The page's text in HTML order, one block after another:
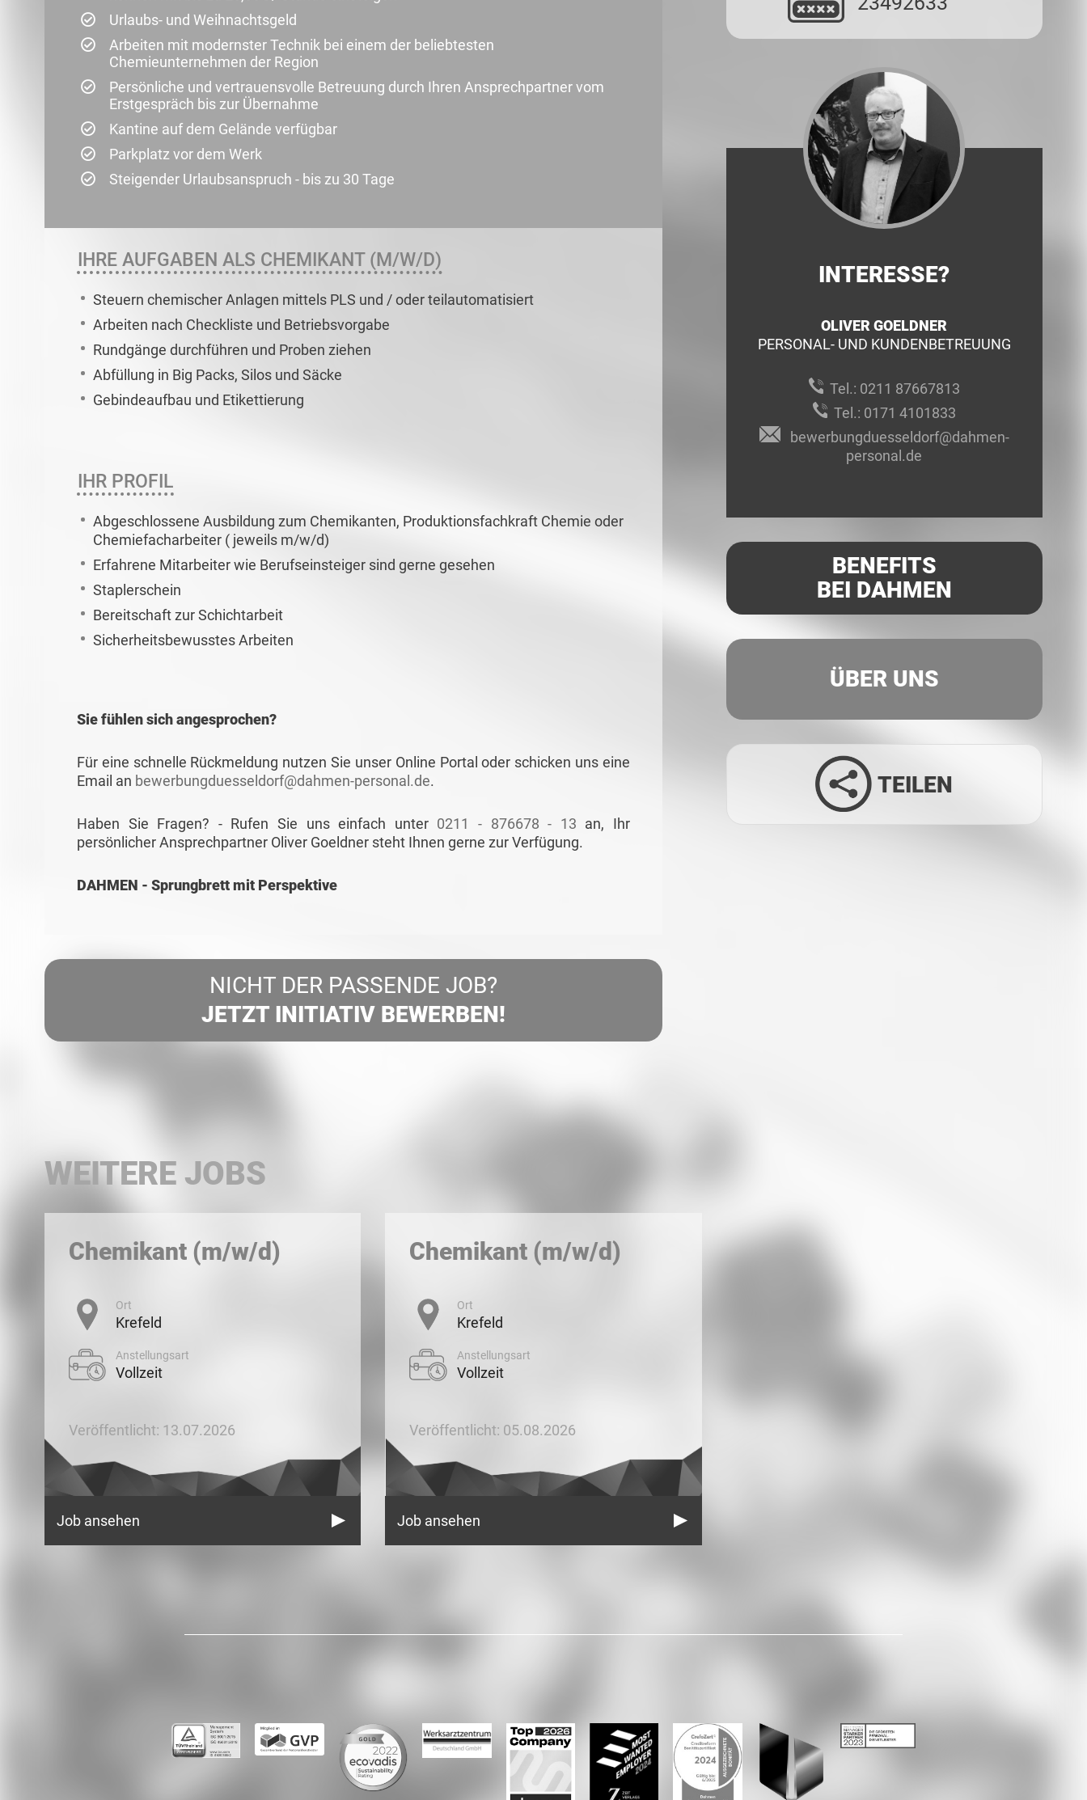
Urlaubs- und Weihnachtsgeld
Arbeiten mit modernster Technik bei einem der beliebtesten
Chemieunternehmen der Region
Persönliche und vertrauensvolle Betreuung durch Ihren Ansprechpartner vom
Erstgespräch bis zur Übernahme
Kantine auf dem Gelände verfügbar
Parkplatz vor dem Werk
Steigender Urlaubsanspruch - bis zu 30 Tage
IHRE AUFGABEN ALS CHEMIKANT (M/W/D)
Steuern chemischer Anlagen mittels PLS und / oder teilautomatisiert
Arbeiten nach Checkliste und Betriebsvorgabe
Rundgänge durchführen und Proben ziehen
Abfüllung in Big Packs, Silos und Säcke
Gebindeaufbau und Etikettierung
IHR PROFIL
Abgeschlossene Ausbildung zum Chemikanten, Produktionsfachkraft Chemie oder
Chemiefacharbeiter ( jeweils m/w/d)
Erfahrene Mitarbeiter wie Berufseinsteiger sind gerne gesehen
Staplerschein
Bereitschaft zur Schichtarbeit
Sicherheitsbewusstes Arbeiten
Sie fühlen sich angesprochen?
Für eine schnelle Rückmeldung nutzen Sie unser Online Portal oder schicken uns eine
Email an bewerbungduesseldorf@dahmen-personal.de.
Haben Sie Fragen? - Rufen Sie uns einfach unter 0211 - 876678 - 13 an, Ihr
persönlicher Ansprechpartner Oliver Goeldner steht Ihnen gerne zur Verfügung.
DAHMEN - Sprungbrett mit Perspektive
NICHT DER PASSENDE JOB?
JETZT INITIATIV BEWERBEN!
INTERESSE?
OLIVER GOELDNER
PERSONAL- UND KUNDENBETREUUNG
Tel.: 0211 87667813
Tel.: 0171 4101833
bewerbungduesseldorf@dahmen-
personal.de
BENEFITS
BEI DAHMEN
ÜBER UNS
TEILEN
WEITERE JOBS
Chemikant (m/w/d)
Ort
Krefeld
Anstellungsart
Vollzeit
Veröffentlicht: 13.07.2026
Job ansehen
Chemikant (m/w/d)
Ort
Krefeld
Anstellungsart
Vollzeit
Veröffentlicht: 05.08.2026
Job ansehen